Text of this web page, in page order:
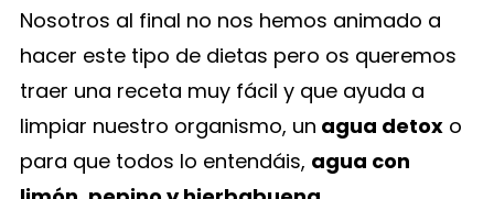
Nosotros al final no nos hemos animado a
hacer este tipo de dietas pero os queremos
traer una receta muy fácil y que ayuda a
limpiar nuestro organismo, un agua detoxo
para que todos lo entendáis, agua con